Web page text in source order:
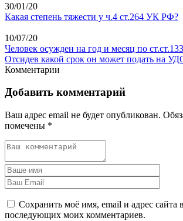
30/01/20
Какая степень тяжести у ч.4 ст.264 УК РФ?
10/07/20
Человек осужден на год и месяц по
Отсидев какой срок он может подать на
Комментарии
Добавить комментарий
Ваш адрес email не будет опубликован.
помечены *
Сохранить моё имя, email и адрес сайта
последующих моих комментариев.